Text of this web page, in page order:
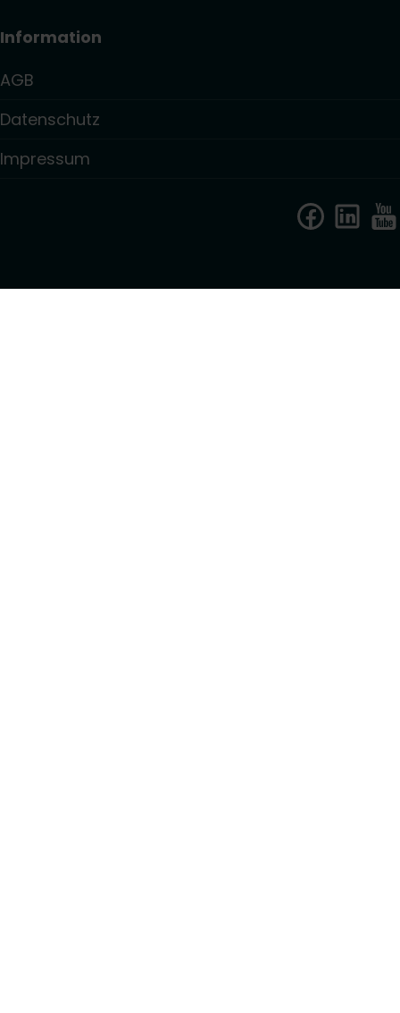
Information
AGB
Datenschutz
Impressum